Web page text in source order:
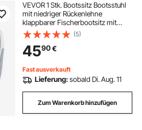
VEVOR 1 Stk. Bootssitz Bootsstuhl
mit niedriger Rückenlehne
klappbarer Fischerbootsitz mit
dickem Schwammkissen &
wasserdichtem PVC-Leder,
Scharniere aus
Aluminiumlegierung, für Yachten
Boote Weiß
(5)
4590€
Fast ausverkauft
Lieferung:sobald Di. Aug. 11
Zum Warenkorb hinzufügen